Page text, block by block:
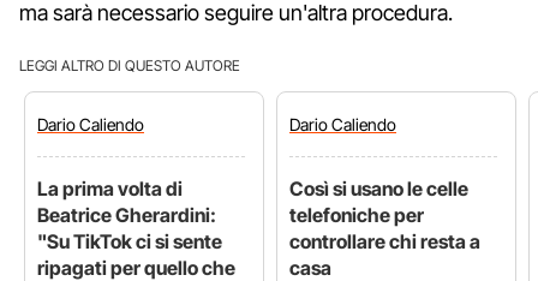
ma sarà necessario seguire un'altra procedura.
LEGGI ALTRO DI QUESTO AUTORE
DarioCaliendo
La prima volta di
Beatrice Gherardini:
"Su TikTok ci si sente
ripagati per quello che
DarioCaliendo
Così si usano le celle
telefoniche per
controllare chi resta a
casa